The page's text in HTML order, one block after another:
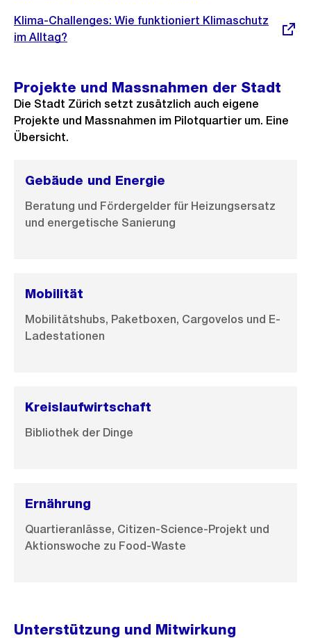
Externer
Link:
Klima-Challenges: Wie funktioniert Klimaschutz
im Alltag?
Projekte und Massnahmen der Stadt
Die Stadt Zürich setzt zusätzlich auch eigene
Projekte und Massnahmen im Pilotquartier um. Eine
Übersicht.
Gebäude und Energie
Beratung und Fördergelder für Heizungsersatz
und energetische Sanierung
Mobilität
Mobilitätshubs, Paketboxen, Cargovelos und E-
Ladestationen
Kreislaufwirtschaft
Bibliothek der Dinge
Ernährung
Quartieranlässe, Citizen-Science-Projekt und
Aktionswoche zu Food-Waste
Unterstützung und Mitwirkung